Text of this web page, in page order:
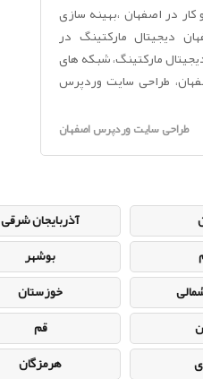
در اصفهان ،بهینه سازی
دیجیتال مارکتینگ در
مارکتینگ، شبکه های
طراحی سایت وردپرس
طراحی سایت وردپرس اصفهان
آذربایجان شرقی
بوشهر
خوزستان
قم
هرمزگان